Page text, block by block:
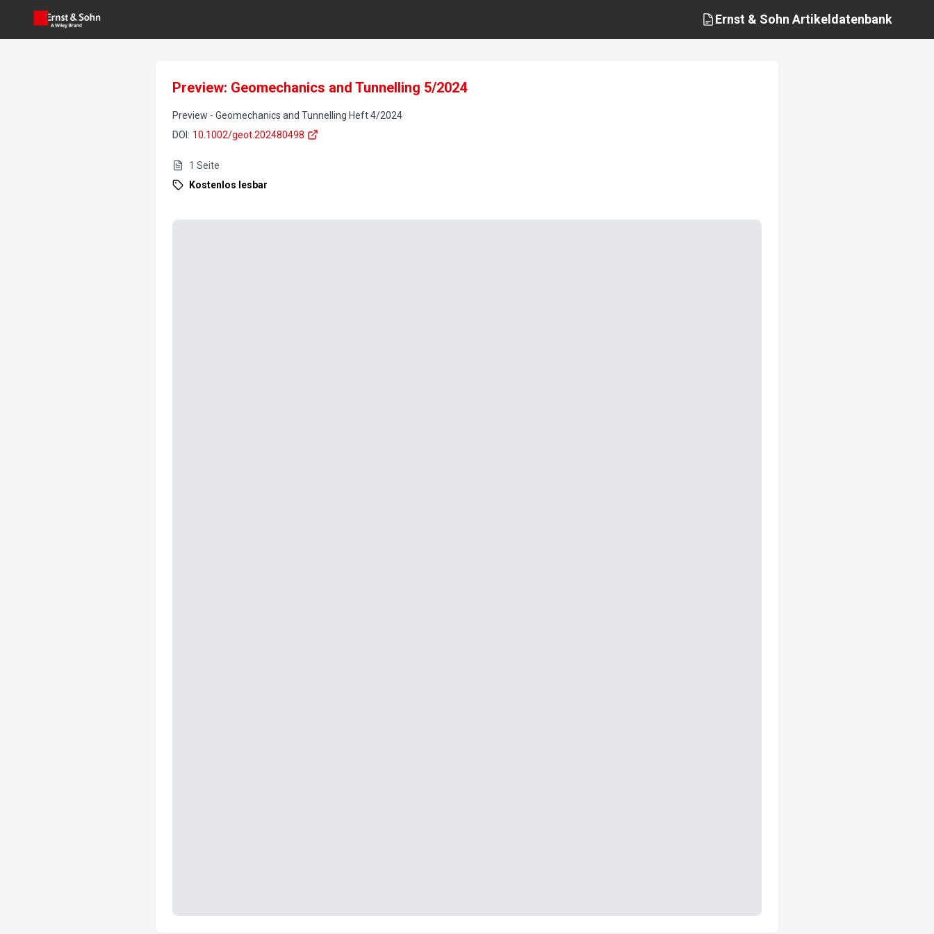
Ernst & Sohn Artikeldatenbank
Preview: Geomechanics and Tunnelling 5/2024
Preview - Geomechanics and Tunnelling Heft4/2024
DOI : 10.1002/geot.202480498
1 Seite
Kostenlos lesbar